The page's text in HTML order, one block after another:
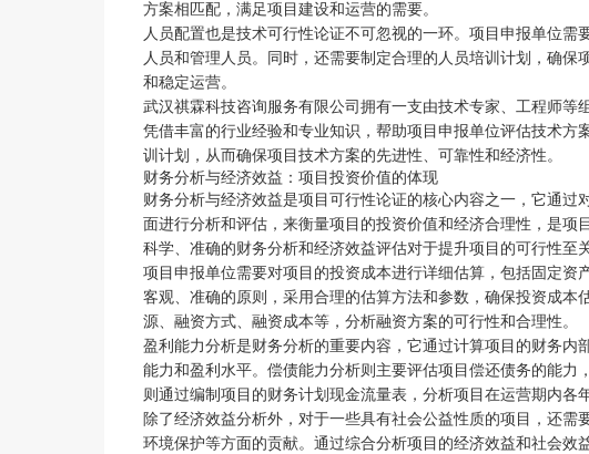
方案相匹配，满足项目建设和运营的需要。
人员配置也是技术可行性论证不可忽视的一环。项目申报单位
人员和管理人员。同时，还需要制定合理的人员培训计划，确
和稳定运营。
武汉祺霖科技咨询服务有限公司拥有一支由技术专家、工程师等
凭借丰富的行业经验和专业知识，帮助项目申报单位评估技术
训计划，从而确保项目技术方案的先进性、可靠性和经济性。
财务分析与经济效益：项目投资价值的体现
财务分析与经济效益是项目可行性论证的核心内容之一，它通
面进行分析和评估，来衡量项目的投资价值和经济合理性，是项
科学、准确的财务分析和经济效益评估对于提升项目的可行性至
项目申报单位需要对项目的投资成本进行详细估算，包括固定
客观、准确的原则，采用合理的估算方法和参数，确保投资成
源、融资方式、融资成本等，分析融资方案的可行性和合理性。
盈利能力分析是财务分析的重要内容，它通过计算项目的财务内
能力和盈利水平。偿债能力分析则主要评估项目偿还债务的能
则通过编制项目的财务计划现金流量表，分析项目在运营期内各
除了经济效益分析外，对于一些具有社会公益性质的项目，还需
环境保护等方面的贡献。通过综合分析项目的经济效益和社会效